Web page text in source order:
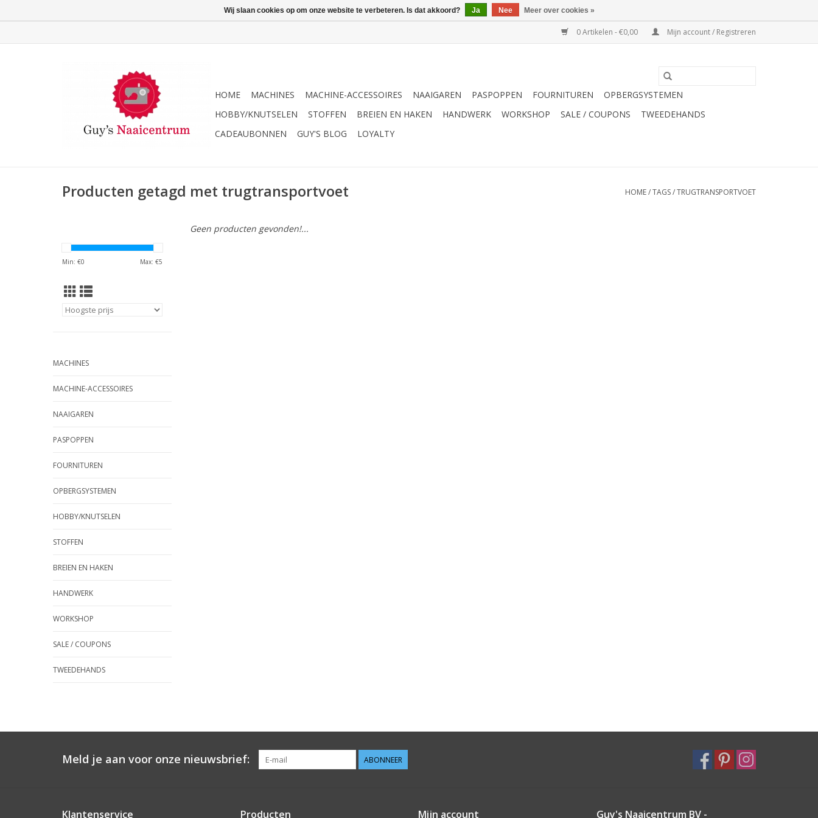
0 Artikelen - €0,00 Mijn account / Registreren
HOME MACHINES MACHINE-ACCESSOIRES NAAIGAREN PASPOPPEN FOURNITUREN
OPBERGSYSTEMEN
HOBBY/KNUTSELEN
STOFFEN BREIEN EN HAKEN HANDWERK WORKSHOP SALE / COUPONS
TWEEDEHANDS
CADEAUBONNEN
GUY'S BLOG LOYALTY
Producten getagd met trugtransportvoet HOME/TAGS/TRUGTRANSPORTVOET
Min: €0 Max: €5
MACHINES
MACHINE-ACCESSOIRES
NAAIGAREN
PASPOPPEN
FOURNITUREN
OPBERGSYSTEMEN
HOBBY/KNUTSELEN
STOFFEN
BREIEN EN HAKEN
HANDWERK
WORKSHOP
SALE / COUPONS
TWEEDEHANDS
Geen producten gevonden!...
Meld je aan voor onze nieuwsbrief: ABONNEER
Klantenservice Producten Mijn account Guy's Naaicentrum BV -
Wij slaan cookies op om onze website te verbeteren. Is dat akkoord? Ja Nee Meer over cookies »